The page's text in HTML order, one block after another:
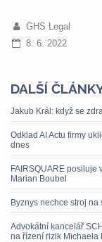
GHS Legal
8. 6. 2022
DALŠÍ
Jakub Král: když se
Odklad AI Actu firmy
dnes
FAIRSQUARE
Marian Boubel
Byznys nechce stroj
Advokátní kancelář
na řízení rizik Michaela